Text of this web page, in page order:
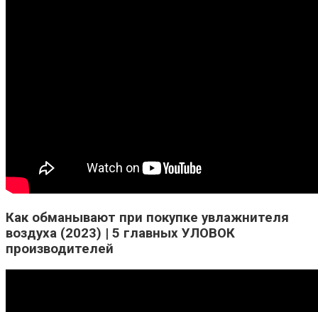
Как обманывают при покупке увлажнителя
воздуха (2023) | 5 главных УЛОВОК
производителей